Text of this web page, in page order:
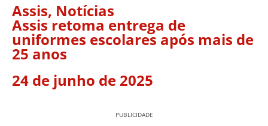
Assis, Notícias
Assis retoma entrega de
uniformes escolares após mais de
25 anos
24 de junho de 2025
PUBLICIDADE